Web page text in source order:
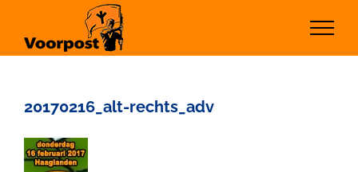
inhoud
20170216_alt-rechts_adv